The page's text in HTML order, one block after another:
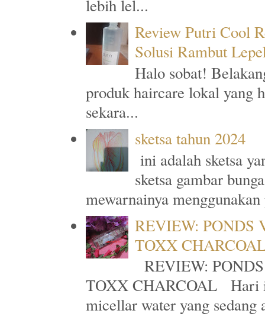
lebih lel...
Review Putri Cool
Solusi Rambut
Halo sobat!
produk haircare lokal yang
sekara...
sketsa tahun 2024
ini adalah sketsa
sketsa gambar
mewarnainya
REVIEW:
TOXX
REVIEW:
TOXX CHARCOAL Hari
micellar water yang sedang